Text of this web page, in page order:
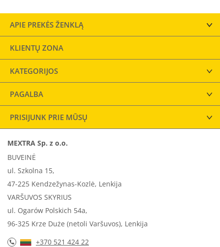
APIE PREKĖS ŽENKLĄ
KLIENTŲ ZONA
KATEGORIJOS
PAGALBA
PRISIJUNK PRIE MŪSŲ
MEXTRA Sp. z o.o.
BUVEINĖ
ul. Szkolna 15,
47-225 Kendzežynas-Kozlė, Lenkija
VARŠUVOS SKYRIUS
ul. Ogarów Polskich 54a,
96-325 Krze Duże (netoli Varšuvos), Lenkija
+370 521 424 22